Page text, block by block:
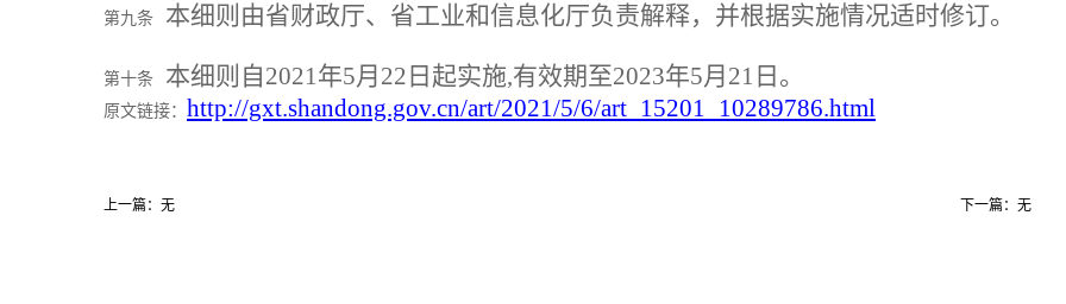
第九条 本细则由省财政厅、省工业和信息化厅负责解释，并根据实施情况适时修订。
第十条 本细则自2021年5月22日起实施,有效期至2023年5月21日。
原文链接： http://gxt.shandong.gov.cn/art/2021/5/6/art_15201_10289786.html
上一篇：无 下一篇：无